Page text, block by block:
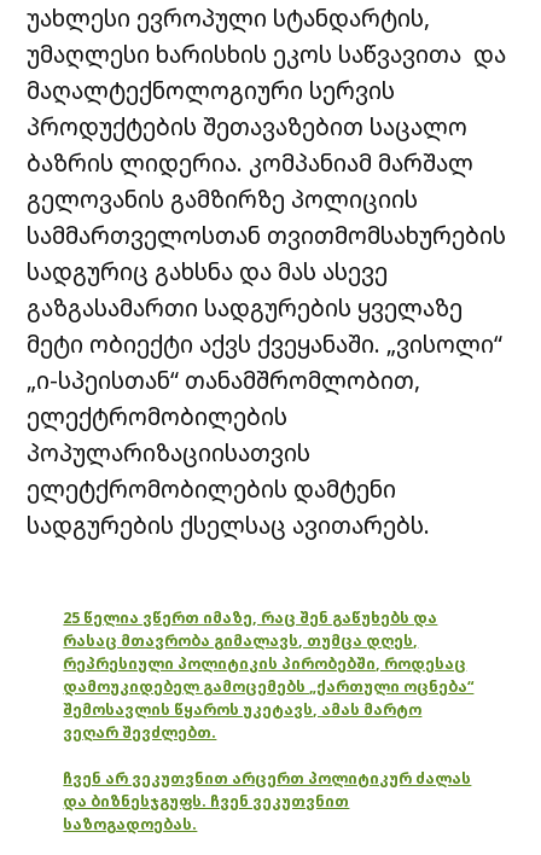
უახლესი ევროპული სტანდარტის,
უმაღლესი ხარისხის ეკოს საწვავითა და
მაღალტექნოლოგიური სერვის
პროდუქტების შეთავაზებით საცალო
ბაზრის ლიდერია. კომპანიამ მარშალ
გელოვანის გამზირზე პოლიციის
სამმართველოსთან თვითმომსახურების
სადგურიც გახსნა და მას ასევე
გაზგასამართი სადგურების ყველაზე
მეტი ობიექტი აქვს ქვეყანაში. „ვისოლი“
„ი-სპეისთან“ თანამშრომლობით,
ელექტრომობილების
პოპულარიზაციისათვის
ელეტქრომობილების დამტენი
სადგურების ქსელსაც ავითარებს.
25 წელია ვწერთ იმაზე, რაც შენ გაწუხებს და
რასაც მთავრობა გიმალავს, თუმცა დღეს,
რეპრესიული პოლიტიკის პირობებში, როდესაც
დამოუკიდებელ გამოცემებს „ქართული ოცნება“
შემოსავლის წყაროს უკეტავს, ამას მარტო
ვეღარ შევძლებთ.
ჩვენ არ ვეკუთვნით არცერთ პოლიტიკურ ძალას
და ბიზნესჯგუფს. ჩვენ ვეკუთვნით
საზოგადოებას.